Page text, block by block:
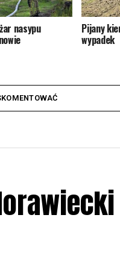
nasypu Pijany
wypadek